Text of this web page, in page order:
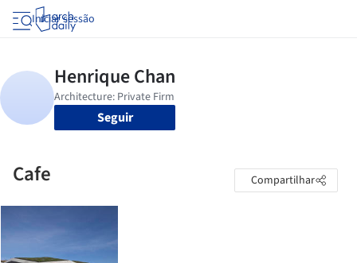
Iniciar sessão
Seguir
Cafe Compartilhar